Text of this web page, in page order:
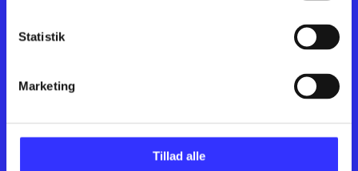
Statistik
Marketing
Tillad alle
Artikler